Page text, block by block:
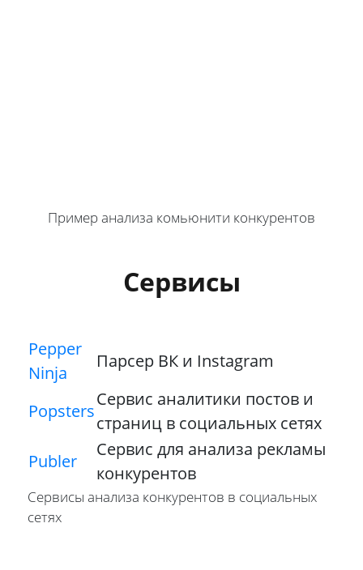
Пример анализа комьюнити конкурентов
Сервисы
Pepper
Ninja
Парсер ВК и Instagram
Popsters
Сервис аналитики постов и
страниц в социальных сетях
Publer
Сервис для анализа рекламы
конкурентов
Сервисы анализа конкурентов в социальных
сетях